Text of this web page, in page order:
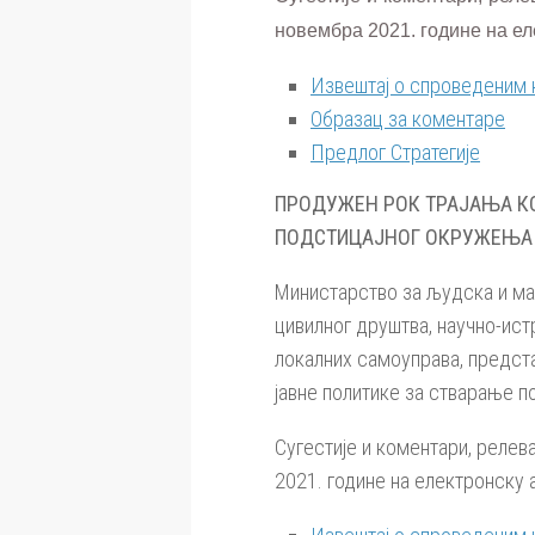
новембра 2021. године на
Извештај о спроведеним
Образац за коментаре
Предлог Стратегије
ПРОДУЖЕН РОК ТРАЈАЊА
ПОДСТИЦАЈНОГ ОКРУЖЕЊА
Министарство за људска и
цивилног друштва, научно-
локалних самоуправа,
јавне политике за стварање
Сугестије и коментари,
2021. године на